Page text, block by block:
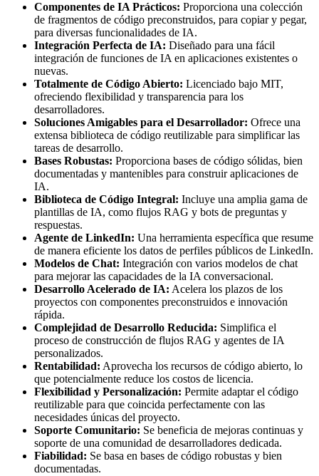
Componentes de IA Prácticos: Proporciona una colección
de fragmentos de código preconstruidos, para copiar y pegar,
para diversas funcionalidades de IA.
Integración Perfecta de IA: Diseñado para una fácil
integración de funciones de IA en aplicaciones existentes o
nuevas.
Totalmente de Código Abierto: Licenciado bajo MIT,
ofreciendo flexibilidad y transparencia para los
desarrolladores.
Soluciones Amigables para el Desarrollador: Ofrece una
extensa biblioteca de código reutilizable para simplificar las
tareas de desarrollo.
Bases Robustas: Proporciona bases de código sólidas, bien
documentadas y mantenibles para construir aplicaciones de
IA.
Biblioteca de Código Integral: Incluye una amplia gama de
plantillas de IA, como flujos RAG y bots de preguntas y
respuestas.
Agente de LinkedIn: Una herramienta específica que resume
de manera eficiente los datos de perfiles públicos de LinkedIn.
Modelos de Chat: Integración con varios modelos de chat
para mejorar las capacidades de la IA conversacional.
Desarrollo Acelerado de IA: Acelera los plazos de los
proyectos con componentes preconstruidos e innovación
rápida.
Complejidad de Desarrollo Reducida: Simplifica el
proceso de construcción de flujos RAG y agentes de IA
personalizados.
Rentabilidad: Aprovecha los recursos de código abierto, lo
que potencialmente reduce los costos de licencia.
Flexibilidad y Personalización: Permite adaptar el código
reutilizable para que coincida perfectamente con las
necesidades únicas del proyecto.
Soporte Comunitario: Se beneficia de mejoras continuas y
soporte de una comunidad de desarrolladores dedicada.
Fiabilidad: Se basa en bases de código robustas y bien
documentadas.